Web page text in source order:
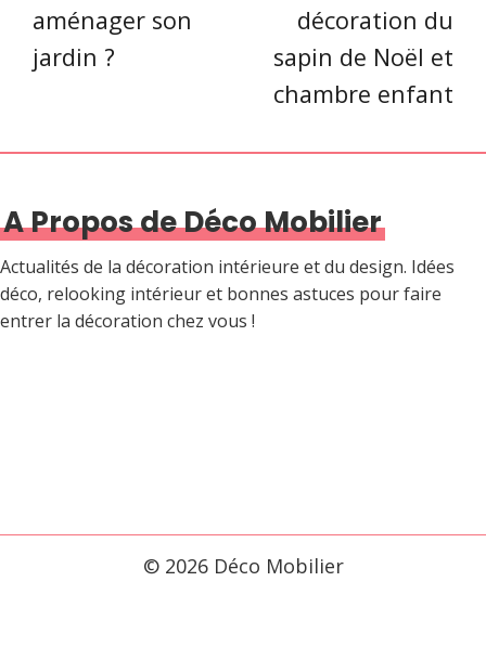
aménager son
jardin ?
décoration du
sapin de Noël et
chambre enfant
A Propos de Déco Mobilier
Actualités de la décoration intérieure et du design. Idées
déco, relooking intérieur et bonnes astuces pour faire
entrer la décoration chez vous !
© 2026 Déco Mobilier